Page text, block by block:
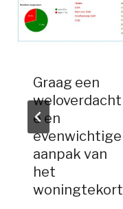
Graag een
weloverdacht
e en
evenwichtige
aanpak van
het
woningtekort